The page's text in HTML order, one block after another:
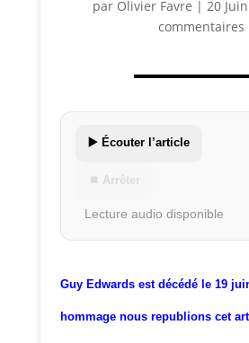
par Olivier Favre |20
commentaires
▶️ Écouter l’article
⏹ Arrêter
Lecture audio disponible
Guy Edwards est décédé le 19
hommage nous republions cet